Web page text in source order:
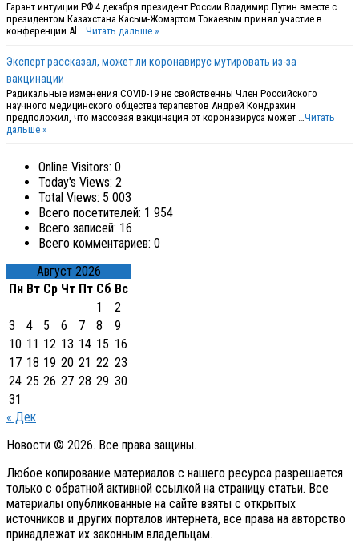
Гарант интуиции РФ 4 декабря президент России Владимир Путин вместе с
президентом Казахстана Касым-Жомартом Токаевым принял участие в
конференции Al …Читать дальше »
Эксперт рассказал, может ли коронавирус мутировать из-за
вакцинации
Радикальные изменения COVID-19 не свойственны Член Российского
научного медицинского общества терапевтов Андрей Кондрахин
предположил, что массовая вакцинация от коронавируса может …Читать
дальше »
Online Visitors: 0
Today's Views: 2
Total Views: 5 003
Всего посетителей: 1 954
Всего записей: 16
Всего комментариев: 0
Август 2026
Пн Вт Ср Чт Пт Сб Вс
1
2
3
4 5 6 7 8
9
10 11 12 13 14 15 16
17 18 19 20 21 22 23
24 25 26 27 28 29 30
31
« Дек
Новости © 2026. Все права защины.
Любое копирование материалов с нашего ресурса разрешается
только с обратной активной ссылкой на страницу статьи. Все
материалы опубликованные на сайте взяты с открытых
источников и других порталов интернета, все права на авторство
принадлежат их законным владельцам.